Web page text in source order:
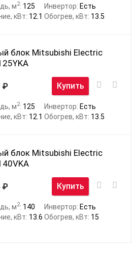
м2: 125 Инвертор: Есть
кВт: 12.1 Обогрев, кВт: 13.5
блок Mitsubishi Electric
Купить
м2: 125 Инвертор: Есть
кВт: 12.1 Обогрев, кВт: 13.5
блок Mitsubishi Electric
Купить
м2: 140 Инвертор: Есть
кВт: 13.6 Обогрев, кВт: 15